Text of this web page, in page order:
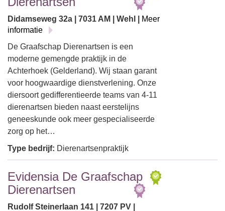
Didamseweg 32a | 7031 AM | Wehl |
Meer
informatie
De Graafschap Dierenartsen is een
moderne gemengde praktijk in de
Achterhoek (Gelderland). Wij staan garant
voor hoogwaardige dienstverlening. Onze
diersoort gedifferentieerde teams van 4-11
dierenartsen bieden naast eerstelijns
geneeskunde ook meer gespecialiseerde
zorg op het…
Type bedrijf: Dierenartsenpraktijk
Evidensia De Graafschap
Dierenartsen
Rudolf Steinerlaan 141 | 7207 PV |